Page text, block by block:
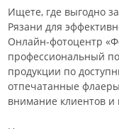
Ищете, где выгодно
Рязани для
Онлайн-фотоцентр
профессиональный
продукции по
отпечатанные
внимание клиентов